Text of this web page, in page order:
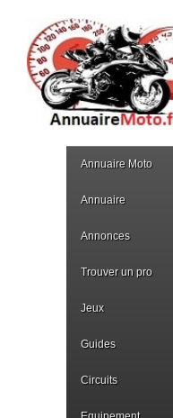
Annuaire Moto
Annuaire
Annonces
Trouver un pro
Jeux
Guides
Circuits